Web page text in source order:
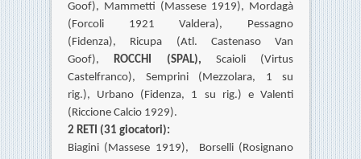
Goof), Mammetti (Massese 1919), Mordagà
(Forcoli 1921 Valdera), Pessagno
(Fidenza), Ricupa (Atl. Castenaso Van
Goof),ROCCHI (SPAL),
Scaioli (Virtus
Castelfranco), Semprini (Mezzolara, 1 su
rig.), Urbano (Fidenza, 1 su rig.) eValenti
(Riccione Calcio 1929).
2 RETI (31 giocatori):
Biagini (Massese 1919), Borselli (Rosignano